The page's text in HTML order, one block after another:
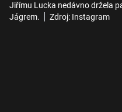
Jiřímu Lucka nedávno držela
Jágrem.
Zdroj: Instagram